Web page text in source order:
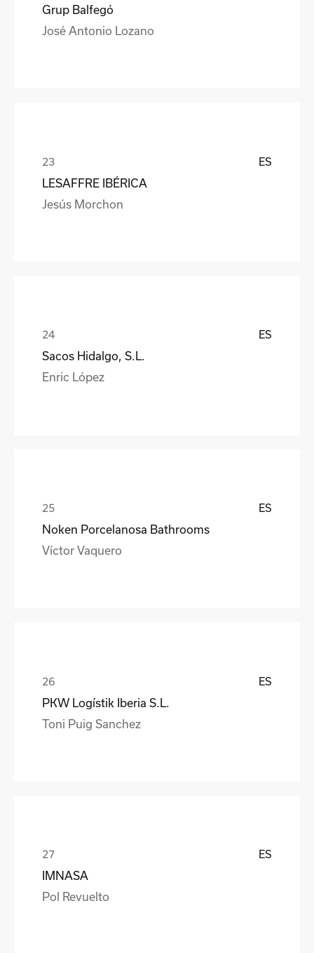
Grup Balfegó
José Antonio Lozano
ES
LESAFFRE IBÉRICA
Jesús Morchon
ES
Sacos Hidalgo, S.L.
Enric López
ES
Noken Porcelanosa Bathrooms
Víctor Vaquero
ES
PKW Logístik Iberia S.L.
Toni Puig Sanchez
ES
IMNASA
Pol Revuelto